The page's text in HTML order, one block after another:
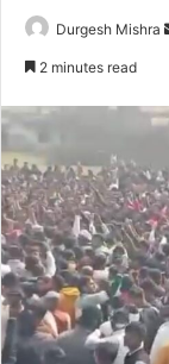
Durgesh Mishra
2 minutes read